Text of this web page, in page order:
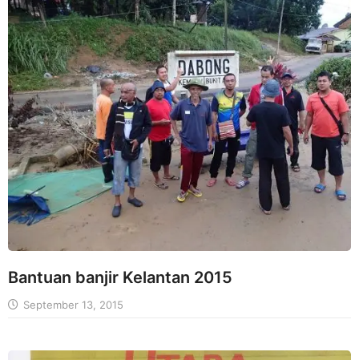
Bantuan banjir Kelantan 2015
September 13, 2015